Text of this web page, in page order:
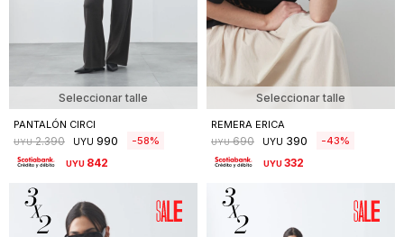
Seleccionar talle
PANTALÓN CIRCI
UYU 2.390 UYU 990 58
UYU 842
Seleccionar talle
REMERA ERICA
UYU 690 UYU 390 43
UYU332